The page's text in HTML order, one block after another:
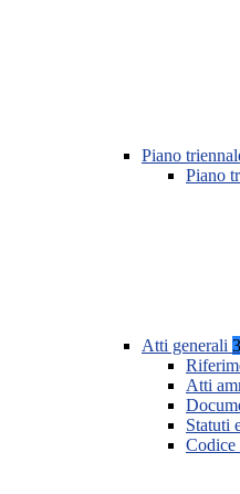
Piano
Piano
Atti generali
Atti
Statuti
Codice